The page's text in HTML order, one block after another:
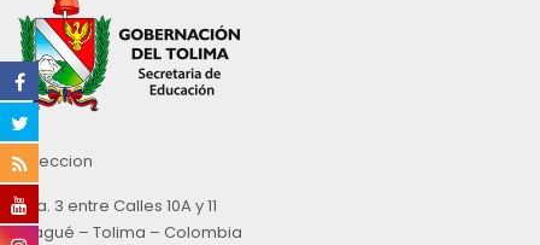
Direccion
Cra. 3 entre Calles 10A y 11
Ibagué – Tolima – Colombia